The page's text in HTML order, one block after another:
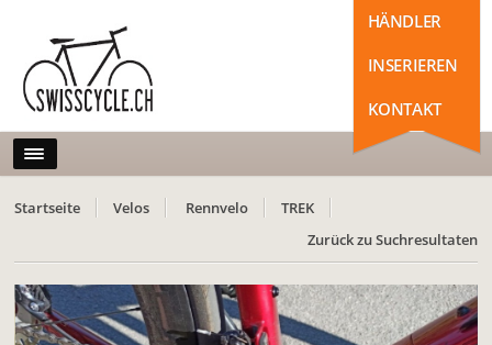
HÄNDLER
INSERIEREN
KONTAKT
Startseite Velos Rennvelo
TREK
Zurück zu Suchresultaten